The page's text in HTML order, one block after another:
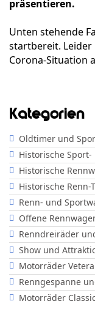
präsentieren.
Unten stehende
startbereit. Leider
Corona-Situation
Kategorien
Oldtimer und
Historische
Historische
Historische Renn-
Renn- und
Offene
Renndreiräder
Show und
Motorräder
Renngespanne
Motorräder